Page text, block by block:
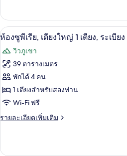
สวน
(Balcony)
หลาย
เตียง,
วิว
ทะเล
เกี่ยว
กับ
ห้อง
ลัก
ซ์
สวี
ท,
หลาย
เตียง,
วิว
ทะเล
เปิด
ภาพถ่าย
ทั้งหมด
ของ
ห้อง
ซู
พี
เตียง
ห้อ
6
ห้องซูพีเรีย, เตียงใหญ่ 1 เตียง, ระเบียง
วิวภูเขา
39 ตารางเมตร
พักได้ 4 คน
1 เตียงสำหรับสองท่าน
Wi-Fi ฟรี
รายละเอียดเพิ่มเติม
ราย
เกี่ยว